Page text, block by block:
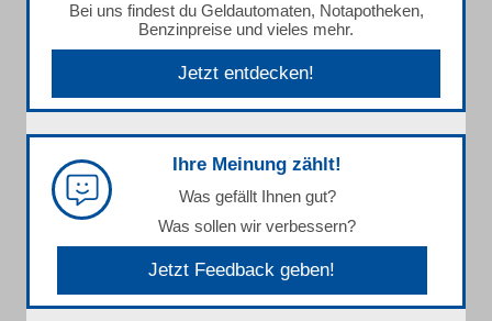
Bei uns findest du Geldautomaten, Notapotheken,
Benzinpreise und vieles mehr.
Jetzt entdecken!
Ihre Meinung zählt!
Was gefällt Ihnen gut?
Was sollen wir verbessern?
Jetzt Feedback geben!